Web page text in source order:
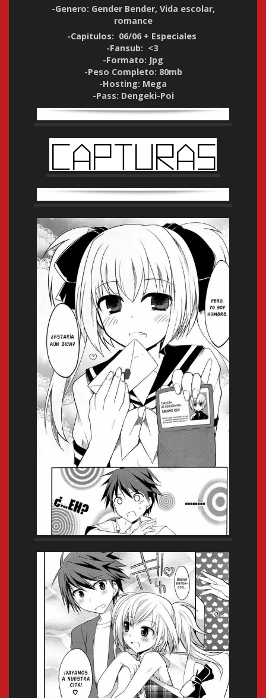
-Genero: Gender Bender, Vida escolar,
romance
-Capitulos: 06/06 + Especiales
-Fansub: <3
-Formato: Jpg
-Peso Completo: 80mb
-Hosting: Mega
-Pass: Dengeki-Poi